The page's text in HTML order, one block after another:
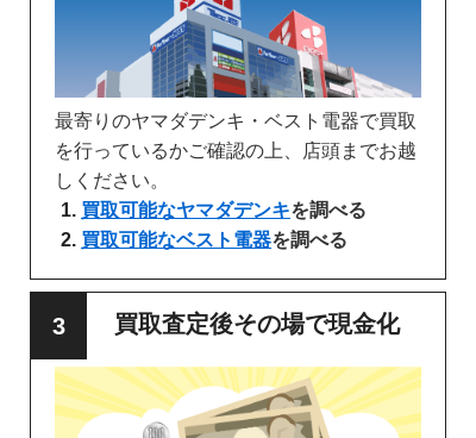
最寄りのヤマダデンキ・ベスト電器で買取
を行っているかご確認の上、店頭までお越
しください。
買取可能なヤマダデンキを調べる
買取可能なベスト電器を調べる
買取査定後その場で現金化